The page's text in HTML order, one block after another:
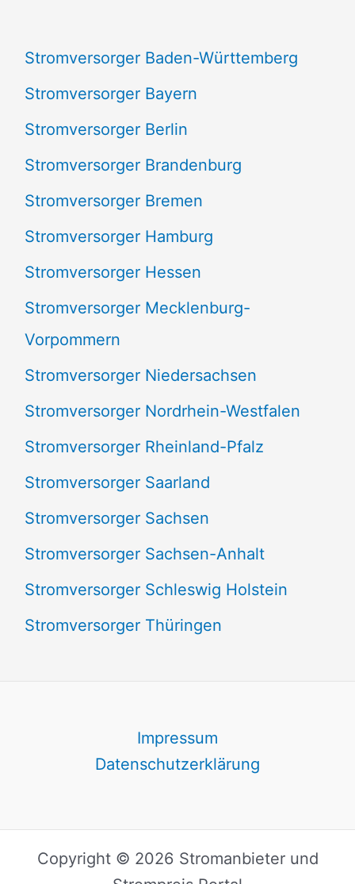
h
:
Stromversorger Baden-Württemberg
Stromversorger Bayern
Stromversorger Berlin
Stromversorger Brandenburg
Stromversorger Bremen
Stromversorger Hamburg
Stromversorger Hessen
Stromversorger Mecklenburg-
Vorpommern
Stromversorger Niedersachsen
Stromversorger Nordrhein-Westfalen
Stromversorger Rheinland-Pfalz
Stromversorger Saarland
Stromversorger Sachsen
Stromversorger Sachsen-Anhalt
Stromversorger Schleswig Holstein
Stromversorger Thüringen
Impressum
Datenschutzerklärung
Copyright © 2026 Stromanbieter und